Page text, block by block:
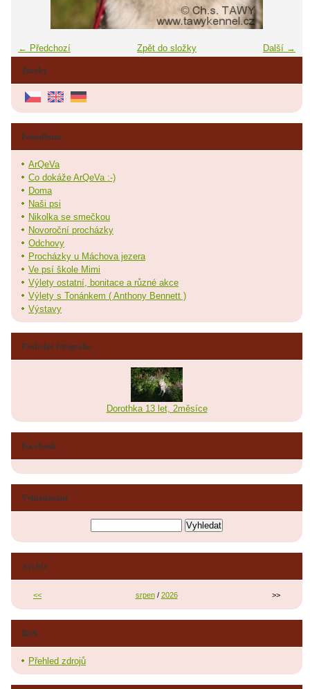
← Předchozí Další →
Zpět do složky
Jazyky
Fotoalbum
ArQeVa
Co dokáže ArQeVa :-)
Doma
Naši psi
Nikolka se smečkou
Novoroční procházky
Odchovy
Procházky u Máchova jezera
Ve psí škole Mimi
Výlety ostatní, bonitace a různé akce
Výlety s Tonánkem ( Anthony Bennett )
Výstavy
Poslední fotografie
Dorothka 13 let, 2měsíce
Facebook
Vyhledávání
Archiv
<< srpen/ 2026 >>
RSS
Přehled zdrojů